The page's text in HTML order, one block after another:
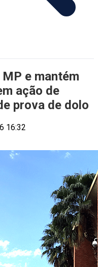
e mantém
ação de
prova de dolo
16:32